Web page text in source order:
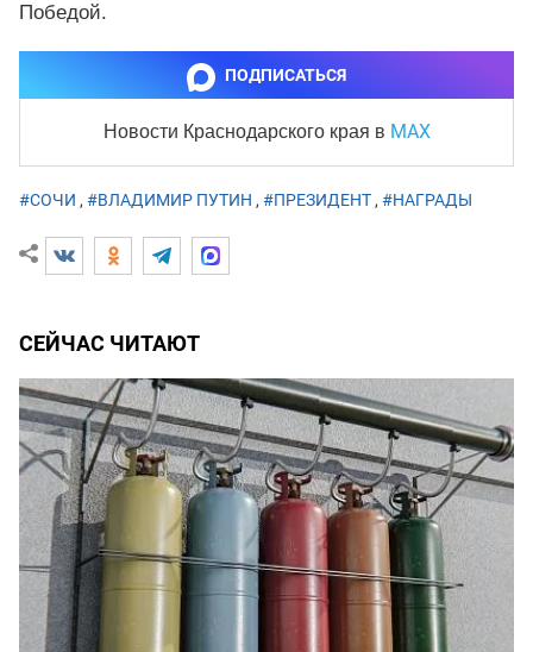
Победой.
ПОДПИСАТЬСЯ
Новости Краснодарского края в MAX
#СОЧИ , #ВЛАДИМИР ПУТИН , #ПРЕЗИДЕНТ, #НАГРАДЫ
СЕЙЧАС ЧИТАЮТ